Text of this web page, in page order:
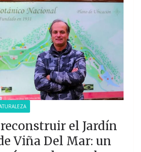
el Jardín
Viña Del Mar: un